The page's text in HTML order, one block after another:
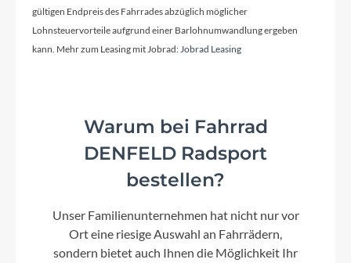
Kassette
Shimano CS-HG500, 11-34T
CUBE Comfort Trail Bar, 660mm
Farbe
Kette
gültigen Endpreis des Fahrrades abzüglich möglicher
Lohnsteuervorteile aufgrund einer Barlohnumwandlung ergeben
kann. Mehr zum Leasing mit Jobrad:Jobrad Leasing
Warum bei Fahrrad
DENFELD Radsport
bestellen?
Unser Familienunternehmen hat nicht nur vor
Ort eine riesige Auswahl an Fahrrädern,
sondern bietet auch Ihnen die Möglichkeit Ihr